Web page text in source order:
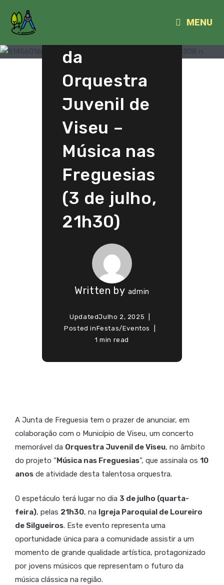
MENU
da
Orquestra
Juvenil de
Viseu –
Música nas
Freguesias
(3 de julho,
21h30)
Written by admin
UpdatedJulho 2, 2025
Posted inFestas/Eventos
1 min read
A Junta de Freguesia tem o prazer de anunciar, em
colaboração com o Município de Viseu, um concerto
memorável da Orquestra Juvenil de Viseu, no âmbito
do projeto “Música nas Freguesias”, que assinala os 10
anos de atividade desta talentosa orquestra.
O espetáculo terá lugar no dia 3 de julho (quarta-
feira), pelas 21h30, na Igreja Paroquial de Loureiro
de Silgueiros. Este evento representa uma
oportunidade única para a comunidade assistir a um
momento de grande qualidade artística, protagonizado
por jovens músicos que representam o futuro da
música clássica na região.